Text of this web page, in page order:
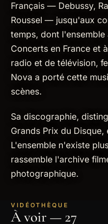
Français — Debussy,
Roussel — jusqu'aux
temps, dont
Concerts en France et
radio et de télévision,
Nova a porté cette
scènes.
Sa discographie,
Grands Prix du
L'ensemble n'existe
rassemble l'archive
photographique.
VIDÉOTHÈQUE
À voir — 27